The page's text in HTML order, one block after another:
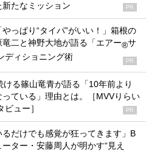
たなミッション
PR
やっぱり“タイパ”がいい！」箱根の
二と神野大地が語る「エアー®サ
ディショニング術 PR
ける篠山竜青が語る「10年前より
ている」理由とは。［MVVりらい
ュー］
PR
るだけでも感覚が狂ってきます」B
ター・安藤周人が明かす“見え